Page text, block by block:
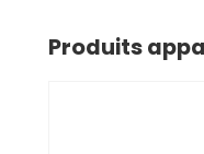
Produits